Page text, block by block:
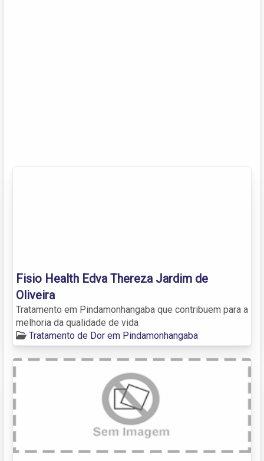
Fisio Health Edva Thereza Jardim de
Oliveira
Tratamento em Pindamonhangaba que contribuem para a
melhoria da qualidade de vida
Tratamento de Dor em Pindamonhangaba